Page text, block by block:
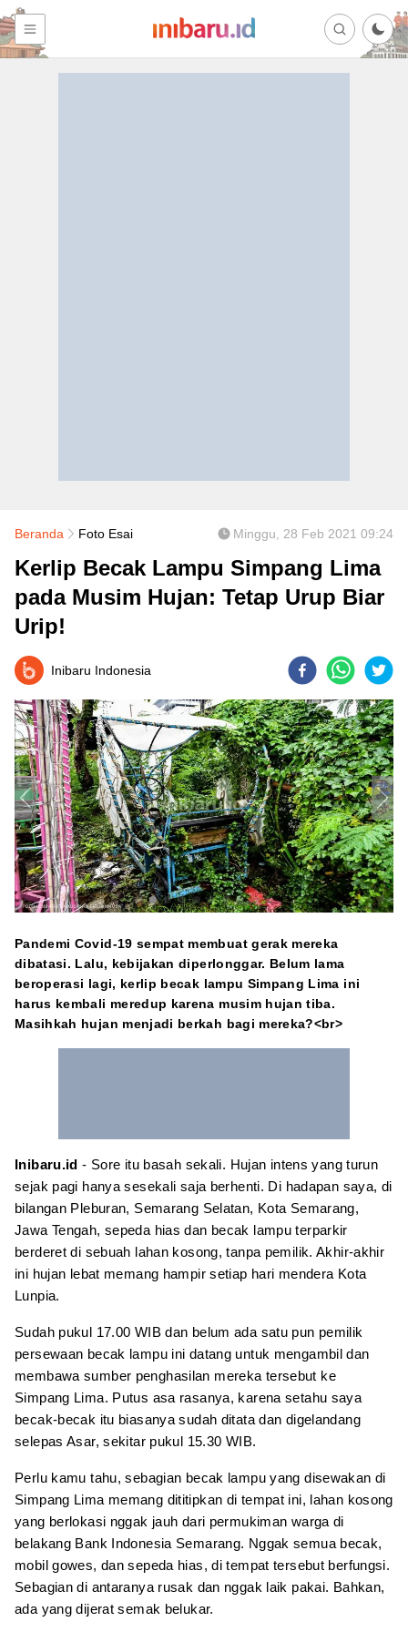
Beranda Foto Esai Minggu, 28 Feb 2021 09:24
Kerlip Becak Lampu Simpang Lima
pada Musim Hujan: Tetap Urup Biar
Urip!
Inibaru Indonesia
Pandemi Covid-19 sempat membuat gerak mereka
dibatasi. Lalu, kebijakan diperlonggar. Belum lama
beroperasi lagi, kerlip becak lampu Simpang Lima ini
harus kembali meredup karena musim hujan tiba.
Masihkah hujan menjadi berkah bagi mereka?<br>
Inibaru.id- Sore itu basah sekali. Hujan intens yang turun
sejak pagi hanya sesekali saja berhenti. Di hadapan saya, di
bilangan Pleburan, Semarang Selatan, Kota Semarang,
Jawa Tengah, sepeda hias dan becak lampu terparkir
berderet di sebuah lahan kosong, tanpa pemilik. Akhir-akhir
ini hujan lebat memang hampir setiap hari mendera Kota
Lunpia.
Sudah pukul 17.00 WIB dan belum ada satu pun pemilik
persewaan becak lampu ini datang untuk mengambil dan
membawa sumber penghasilan mereka tersebut ke
Simpang Lima. Putus asa rasanya, karena setahu saya
becak-becak itu biasanya sudah ditata dan digelandang
selepas Asar, sekitar pukul 15.30 WIB.
Perlu kamu tahu, sebagian becak lampu yang disewakan di
Simpang Lima memang dititipkan di tempat ini, lahan kosong
yang berlokasi nggak jauh dari permukiman warga di
belakang Bank Indonesia Semarang. Nggak semua becak,
mobil gowes, dan sepeda hias, di tempat tersebut berfungsi.
Sebagian di antaranya rusak dan nggak laik pakai. Bahkan,
ada yang dijerat semak belukar.